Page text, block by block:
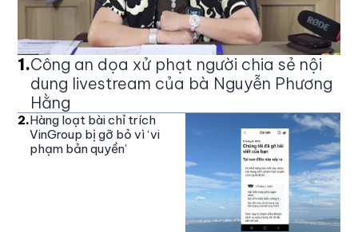
1.Công an dọa xử phạt người chia sẻ nội
dung livestream của bà Nguyễn Phương
Hằng
2.Hàng loạt bài chỉ trích
VinGroup bị gỡ bỏ vì ‘vi
phạm bản quyền’